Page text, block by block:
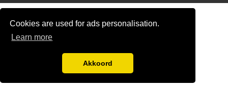
Cookies are used for ads personalisation.
Learn more
Akkoord